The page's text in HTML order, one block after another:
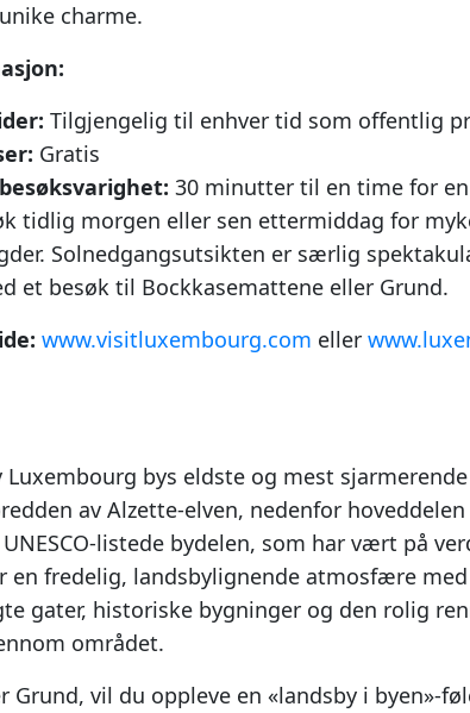
charme.
Tilgjengelig til enhver tid som offentlig
Gratis
30 minutter til en time for
tidlig morgen eller sen ettermiddag for
Solnedgangsutsikten er særlig
et besøk til Bockkasemattene eller Grund.
www.visitluxembourg.com eller
Luxembourg bys eldste og mest
av Alzette-elven, nedenfor hoveddelen
listede bydelen, som har vært på
en fredelig, landsbylignende atmosfære
gater, historiske bygninger og den rolig
området.
Grund, vil du oppleve en «landsby i byen»-